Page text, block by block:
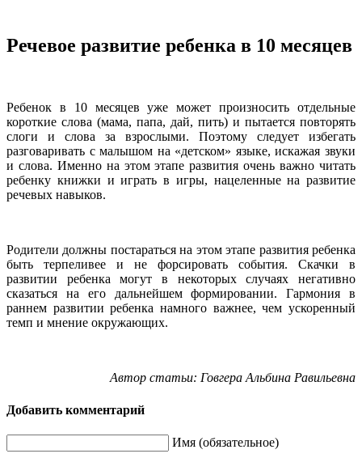
Речевое развитие ребенка в 10 месяцев
Ребенок в 10 месяцев уже может произносить отдельные
короткие слова (мама, папа, дай, пить) и пытается повторять
слоги и слова за взрослыми. Поэтому следует избегать
разговаривать с малышом на «детском» языке, искажая звуки
и слова. Именно на этом этапе развития очень важно читать
ребенку книжки и играть в игры, нацеленные на развитие
речевых навыков.
Родители должны постараться на этом этапе развития ребенка
быть терпеливее и не форсировать события. Скачки в
развитии ребенка могут в некоторых случаях негативно
сказаться на его дальнейшем формировании. Гармония в
раннем развитии ребенка намного важнее, чем ускоренный
темп и мнение окружающих.
Автор статьи: Говгера Альбина Равильевна
Добавить комментарий
Имя (обязательное)